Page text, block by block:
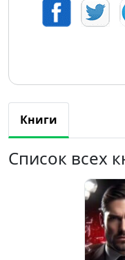
Книги
Список всех